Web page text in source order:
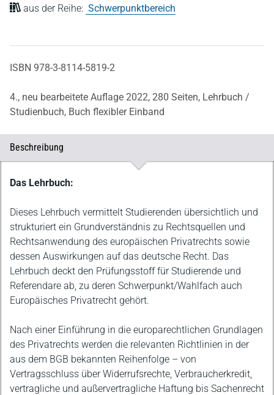
aus der Reihe: Schwerpunktbereich
ISBN 978-3-8114-5819-2
4., neu bearbeitete Auflage 2022, 280 Seiten, Lehrbuch /
Studienbuch, Buch flexibler Einband
Beschreibung
Beschreibung
Das Lehrbuch:
Dieses Lehrbuch vermittelt Studierenden übersichtlich und
strukturiert ein Grundverständnis zu Rechtsquellen und
Rechtsanwendung des europäischen Privatrechts sowie
dessen Auswirkungen auf das deutsche Recht. Das
Lehrbuch deckt den Prüfungsstoff für Studierende und
Referendare ab, zu deren Schwerpunkt/Wahlfach auch
Europäisches Privatrecht gehört.
Nach einer Einführung in die europarechtlichen Grundlagen
des Privatrechts werden die relevanten Richtlinien in der
aus dem BGB bekannten Reihenfolge – von
Vertragsschluss über Widerrufsrechte, Verbraucherkredit,
vertragliche und außervertragliche Haftung bis Sachenrecht